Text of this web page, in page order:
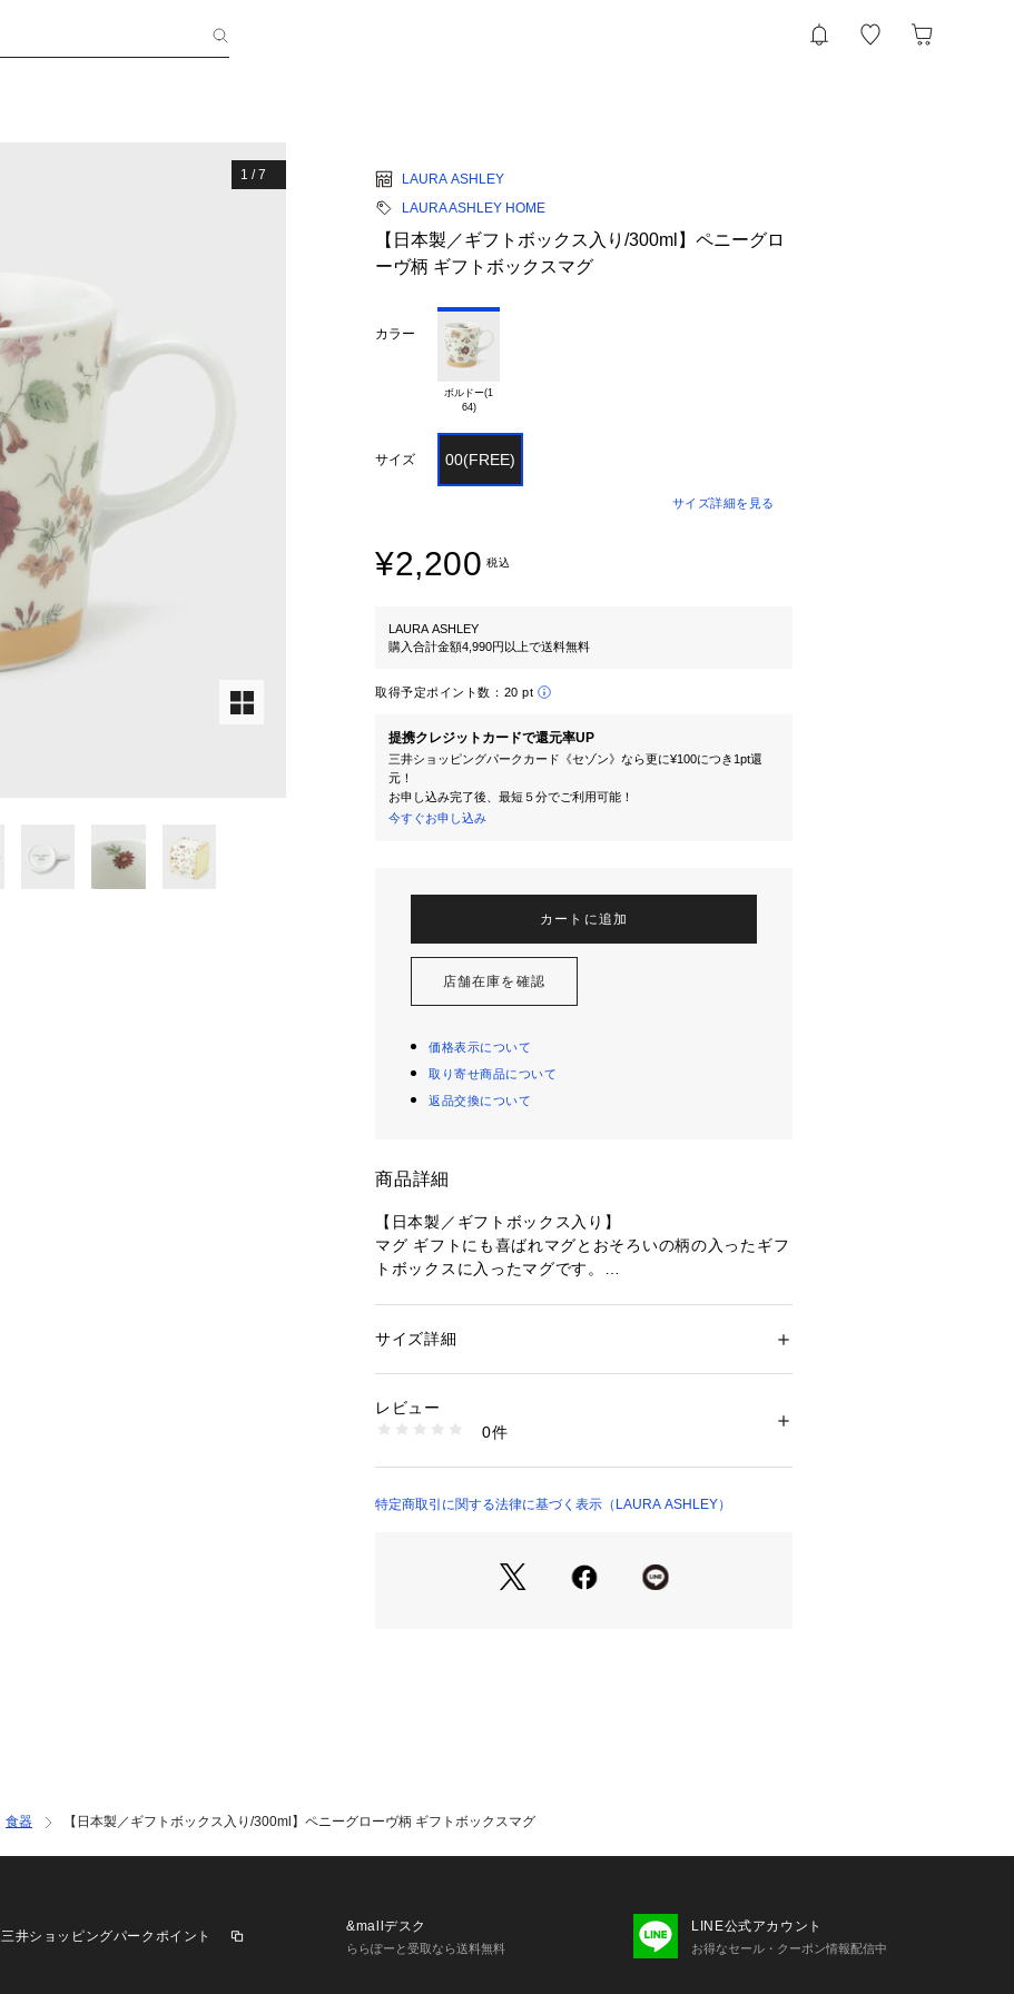
1 /7
LAURA ASHLEY
LAURA ASHLEY HOME
【日本製／ギフトボックス入り/300ml】ペニーグロ
ーヴ柄 ギフトボックスマグ
カラー
ボルドー(1
64)
サイズ 00(FREE)
サイズ詳細を見る
¥2,200 税込
LAURA ASHLEY
購入合計金額4,990円以上で送料無料
取得予定ポイント数： 20 pt
提携クレジットカードで還元率UP
三井ショッピングパークカード《セゾン》なら更に¥100につき1pt還
元！
お申し込み完了後、最短５分でご利用可能！
今すぐお申し込み
カートに追加
店舗在庫を確認
価格表示について
取り寄せ商品について
返品交換について
商品詳細
【日本製／ギフトボックス入り】
マグ ギフトにも喜ばれマグとおそろいの柄の入ったギフ
トボックスに入ったマグです。
■ 生産国：日本
※照明の関係により、実際よりも色味が違って見える場
合があります。また、パソコン・スマートフォンなどの
性別：レディース
商品番号：
N99-91305 （ショップ）
サイズ詳細
レビュー
0件
特定商取引に関する法律に基づく表示（LAURA ASHLEY）
食器 【日本製／ギフトボックス入り/300ml】ペニーグローヴ柄 ギフトボックスマグ
三井ショッピングパークポイント
&mallデスク
ららぽーと受取なら送料無料
LINE公式アカウント
お得なセール・クーポン情報配信中